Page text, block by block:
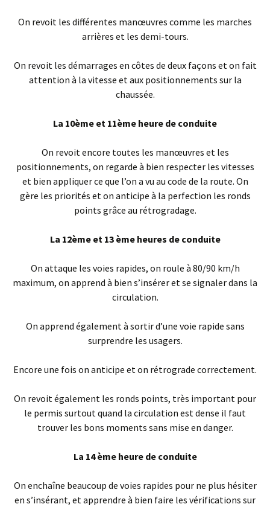
On revoit les différentes manœuvres comme les marches
arrières et les demi-tours.
On revoit les démarrages en côtes de deux façons et on fait
attention à la vitesse et aux positionnements sur la
chaussée.
La 10ème et 11ème heure de conduite
On revoit encore toutes les manœuvres et les
positionnements, on regarde à bien respecter les vitesses
et bien appliquer ce que l’on a vu au code de la route. On
gère les priorités et on anticipe à la perfection les ronds
points grâce au rétrogradage.
La 12ème et 13 ème heures de conduite
On attaque les voies rapides, on roule à 80/90 km/h
maximum, on apprend à bien s’insérer et se signaler dans la
circulation.
On apprend également à sortir d’une voie rapide sans
surprendre les usagers.
Encore une fois on anticipe et on rétrograde correctement.
On revoit également les ronds points, très important pour
le permis surtout quand la circulation est dense il faut
trouver les bons moments sans mise en danger.
La 14 ème heure de conduite
On enchaîne beaucoup de voies rapides pour ne plus hésiter
en s’insérant, et apprendre à bien faire les vérifications sur